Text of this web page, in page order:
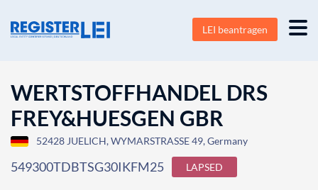
LEI beantragen
WERTSTOFFHANDEL DRS
FREY&HUESGEN GBR
52428 JUELICH, WYMARSTRASSE 49, Germany
549300TDBTSG30IKFM25 LAPSED